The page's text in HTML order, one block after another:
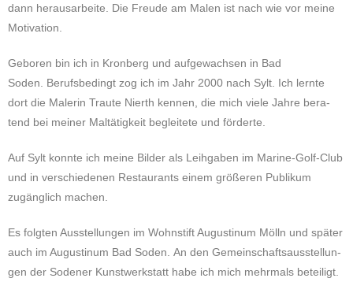
dann her­aus­ar­bei­te. Die Freude am Malen ist nach wie vor meine
Motivation.
Gebo­ren bin ich in Kron­berg und auf­ge­wach­sen in Bad
Soden. Berufs­be­dingt zog ich im Jahr 2000 nach Sylt. Ich lernte
dort die Male­rin Traute Nierth kennen, die mich viele Jahre bera­
tend bei meiner Mal­tä­tig­keit beglei­te­te und förderte.
Auf Sylt konnte ich meine Bilder als Leih­ga­ben im Marine-Golf-Club
und in ver­schie­de­nen Restau­rants einem grö­ße­ren Publi­kum
zugäng­lich machen.
Es folg­ten Aus­stel­lun­gen im Wohn­stift Augu­sti­num Mölln und später
auch im Augu­sti­num Bad Soden. An den Gemein­schafts­aus­stel­lun­
gen der Sode­ner Kunst­werk­statt habe ich mich mehr­mals beteiligt.